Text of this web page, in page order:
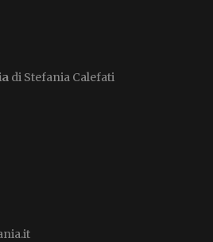
di Stefania Calefati